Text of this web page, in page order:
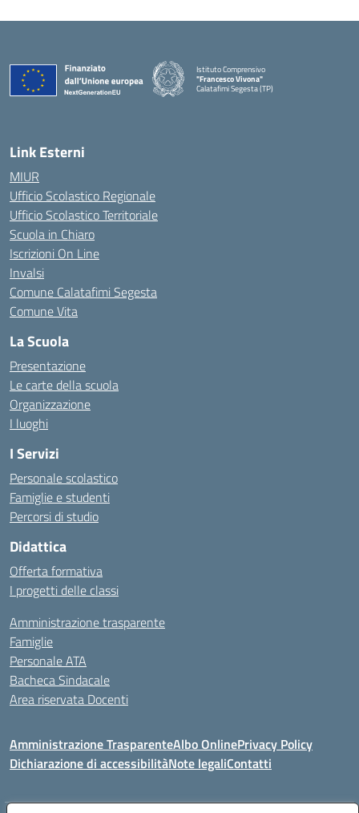
Istituto Comprensivo
"Francesco Vivona"
Calatafimi Segesta (TP)
— Visita la pagina iniziale della scuola
Link Esterni
MIUR
Ufficio Scolastico Regionale
Ufficio Scolastico Territoriale
Scuola in Chiaro
Iscrizioni On Line
Invalsi
Comune Calatafimi Segesta
Comune Vita
La Scuola
Presentazione
Le carte della scuola
Organizzazione
I luoghi
I Servizi
Personale scolastico
Famiglie e studenti
Percorsi di studio
Didattica
Offerta formativa
I progetti delle classi
Amministrazione trasparente
Famiglie
Personale ATA
Bacheca Sindacale
Area riservata Docenti
Amministrazione TrasparenteAlbo OnlinePrivacy Policy
Dichiarazione di accessibilitàNote legaliContatti